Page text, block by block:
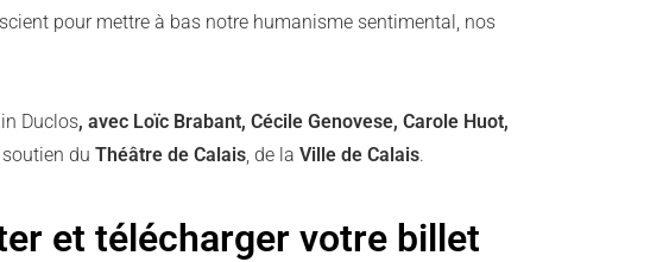
pour mettre à bas notre humanisme sentimental, nos
Duclos, avec Loïc Brabant, Cécile Genovese, Carole Huot,
du Théâtre de Calais, de la Ville de Calais.
et télécharger votre billet